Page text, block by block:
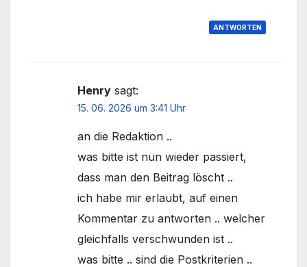
ANTWORTEN
Henry sagt:
15. 06. 2026 um 3:41 Uhr
an die Redaktion ..
was bitte ist nun wieder passiert,
dass man den Beitrag löscht ..
ich habe mir erlaubt, auf einen
Kommentar zu antworten .. welcher
gleichfalls verschwunden ist ..
was bitte .. sind die Postkriterien ..